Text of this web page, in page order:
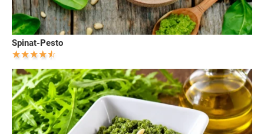
Spinat-Pesto